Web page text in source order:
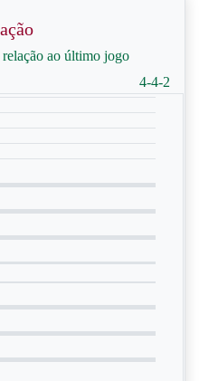
ao último jogo
4-4-2